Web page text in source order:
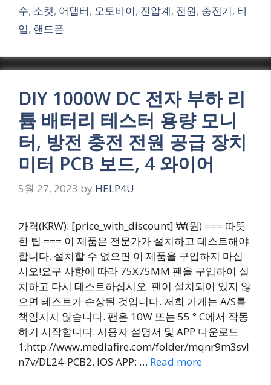
수, 소켓, 어댑터, 오토바이, 전압계, 전원, 충전기, 타
입, 핸드폰
DIY 1000W DC 전자 부하 리
튬 배터리 테스터 용량 모니
터, 방전 충전 전원 공급 장치
미터 PCB 보드, 4 와이어
5월 27, 2023 by HELP4U
가격(KRW): [price_with_discount] ₩(원) === 따뜻
한 팁 === 이 제품은 전문가가 설치하고 테스트해야
합니다. 설치할 수 없으면 이 제품을 구입하지 마십
시오!요구 사항에 따라 75X75MM 팬을 구입하여 설
치하고 다시 테스트하십시오. 팬이 설치되어 있지 않
으면 테스트가 손상된 것입니다. 저희 가게는 A/S를
책임지지 않습니다. 팬은 10W 또는 55 ° C에서 작동
하기 시작합니다. 사용자 설명서 및 APP 다운로드
1.http://www.mediafire.com/folder/mqnr9m3svl
n7v/DL24-PCB2. IOS APP: … Read more